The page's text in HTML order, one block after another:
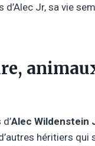
Jr, sa vie
Alec Wildenstein
héritiers